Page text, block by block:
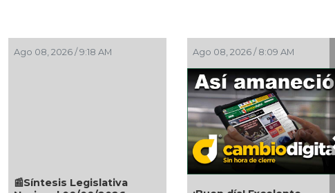
Ago 08, 2026 / 7:00 AM
🎉🎂👏 Santoral 08/08/2026
Ago 08, 2026 / 5:30 AM